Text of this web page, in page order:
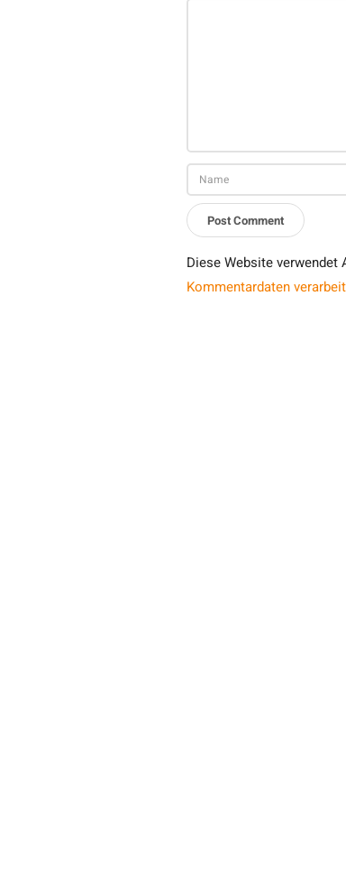
Diese Website verwendet
Kommentardaten